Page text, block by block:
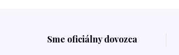
Sme oficiálny dovozca